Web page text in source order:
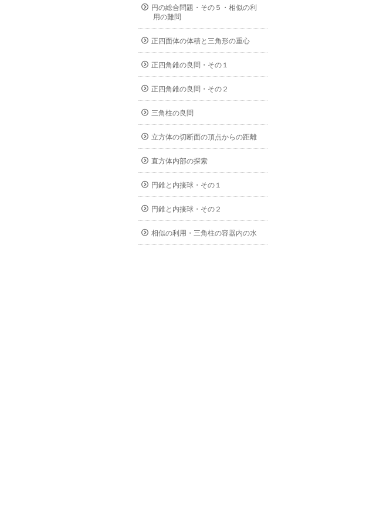
円の総合問題・その５・相似の利
用の難問
正四面体の体積と三角形の重心
正四角錐の良問・その１
正四角錐の良問・その２
三角柱の良問
立方体の切断面の頂点からの距離
直方体内部の探索
円錐と内接球・その１
円錐と内接球・その２
相似の利用・三角柱の容器内の水